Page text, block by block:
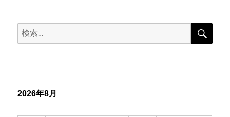
ゲ
検
索:
検
2026年8月